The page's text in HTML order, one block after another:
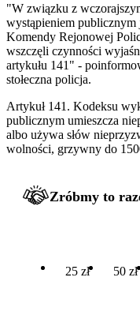
"W związku z
wystąpieniem
Komendy Rejonowej
wszczęli czynności
artykułu 141" -
stołeczna policja.
Artykuł 141. Kodeksu
publicznym umieszcza
albo używa słów
wolności, grzywny do
Zróbmy to
25 zł 50 zł